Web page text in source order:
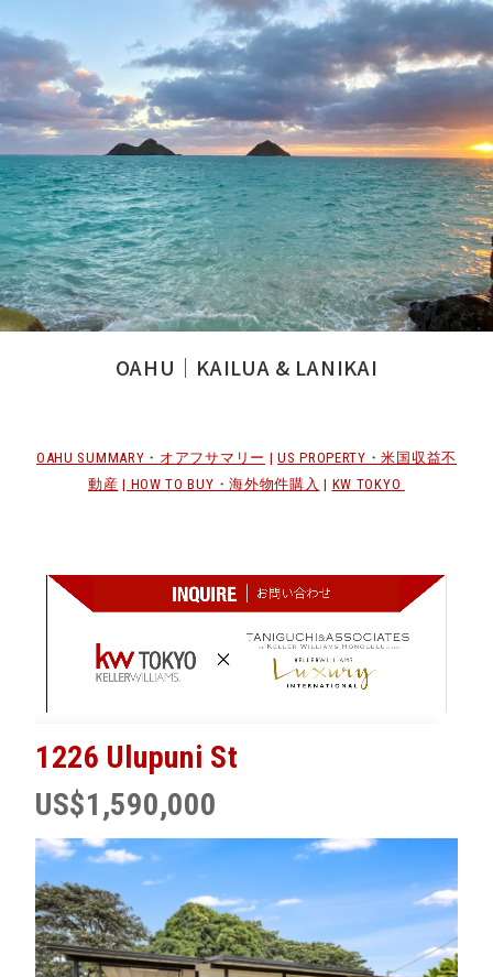
OAHU｜KAILUA & LANIKAI
OAHU SUMMARY・オアフサマリー |US PROPERTY・米国収益不
動産 | HOW TO BUY・海外物件購入 | KW TOKYO
1226 Ulupuni St
US$1,590,000